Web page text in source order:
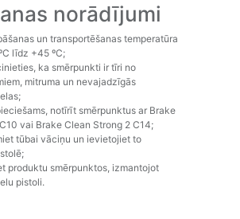
norādījumi
un transportēšanas temperatūra
līdz +45 ºC;
ka smērpunkti ir tīri no
mitruma un nevajadzīgās
notīrīt smērpunktus ar Brake
vai Brake Clean Strong 2 C14;
tūbai vāciņu un ievietojiet to
produktu smērpunktos, izmantojot
pistoli.